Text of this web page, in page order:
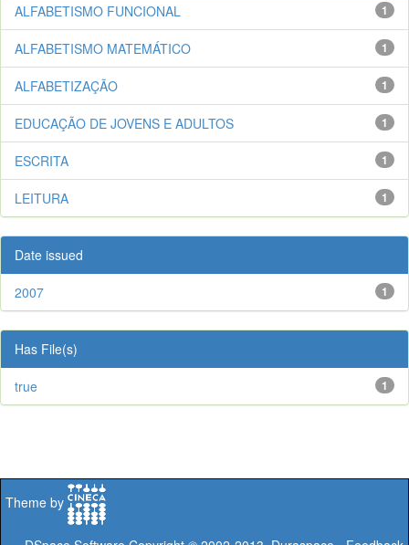
1
ALFABETISMO FUNCIONAL
1
ALFABETISMO MATEMÁTICO
1
ALFABETIZAÇÃO
1
EDUCAÇÃO DE JOVENS E ADULTOS
1
ESCRITA
1
LEITURA
Date issued
1
2007
Has File(s)
1
true
Theme by